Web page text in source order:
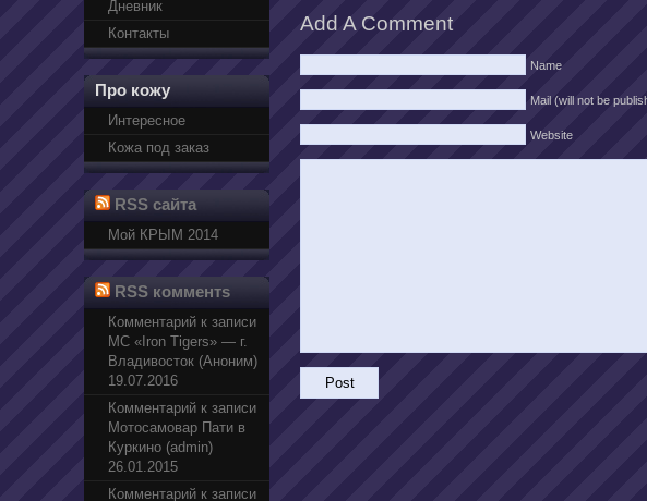
Дневник
Контакты
Про кожу
Интересное
Кожа под заказ
RSS сайта
Мой КРЫМ 2014
RSS комментs
Комментарий к записи
МС «Iron Tigers» — г.
Владивосток (Аноним)
19.07.2016
Комментарий к записи
Мотосамовар Пати в
Куркино (admin)
26.01.2015
Комментарий к записи
Add A Comment
Name
Mail (will not be
Website